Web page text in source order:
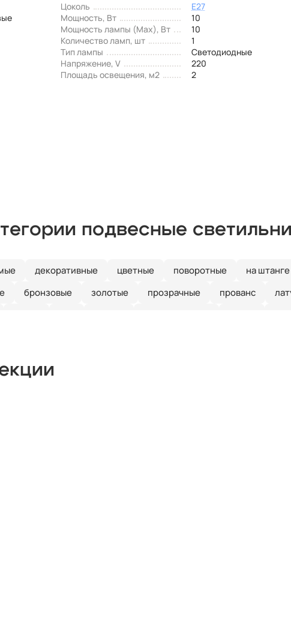
Цоколь
E27
Мощность, Вт
10
Мощность лампы (Max), Вт
10
Количество ламп, шт
1
Тип лампы
Светодиодные
Напряжение, V
220
Площадь освещения, м2
2
подвесные
декоративные цветные поворотные
на штанге
бронзовые золотые прозрачные прованс